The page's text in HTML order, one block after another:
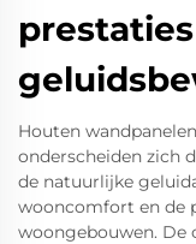
Houten
onderscheiden zich
de natuurlijke
wooncomfort en de
woongebouwen. De